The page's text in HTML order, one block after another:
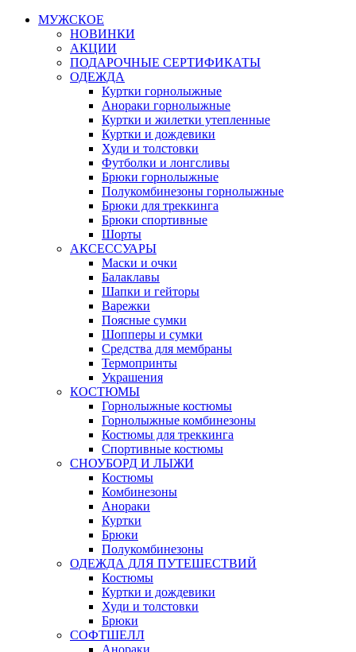
МУЖСКОЕ
НОВИНКИ
АКЦИИ
ПОДАРОЧНЫЕ СЕРТИФИКАТЫ
ОДЕЖДА
Куртки горнолыжные
Анораки горнолыжные
Куртки и жилетки утепленные
Куртки и дождевики
Худи и толстовки
Футболки и лонгсливы
Брюки горнолыжные
Полукомбинезоны горнолыжные
Брюки для треккинга
Брюки спортивные
Шорты
АКСЕССУАРЫ
Маски и очки
Балаклавы
Шапки и гейторы
Варежки
Поясные сумки
Шопперы и сумки
Средства для мембраны
Термопринты
Украшения
КОСТЮМЫ
Горнолыжные костюмы
Горнолыжные комбинезоны
Костюмы для треккинга
Спортивные костюмы
СНОУБОРД И ЛЫЖИ
Костюмы
Комбинезоны
Анораки
Куртки
Брюки
Полукомбинезоны
ОДЕЖДА ДЛЯ ПУТЕШЕСТВИЙ
Костюмы
Куртки и дождевики
Худи и толстовки
Брюки
СОФТШЕЛЛ
Анораки